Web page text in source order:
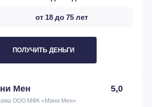
от 18 до 75 лет
ПОЛУЧИТЬ ДЕНЬГИ
Мен 5,0
ООО МФК «Мани Мен»